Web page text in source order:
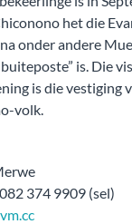
het die
onder andere
is. Die
is die vestiging
volk.
374 9909 (sel)